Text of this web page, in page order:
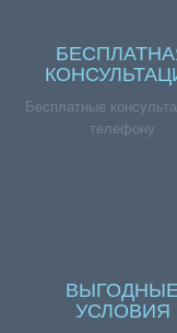
Бесплатные
телефону
УСЛОВИЯ